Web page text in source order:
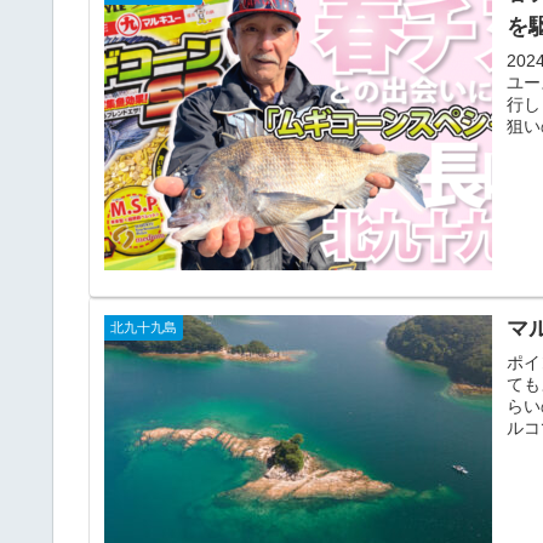
を
ユ
行
狙
北九十九島 マ
ポ
て
ら
ル